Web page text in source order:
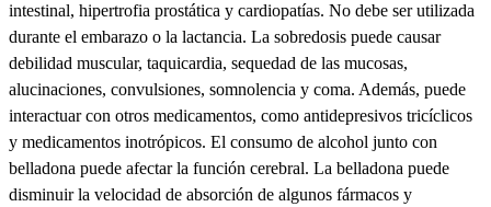
intestinal, hipertrofia prostática y cardiopatías. No debe ser utilizada
durante el embarazo o la lactancia. La sobredosis puede causar
debilidad muscular, taquicardia, sequedad de las mucosas,
alucinaciones, convulsiones, somnolencia y coma. Además, puede
interactuar con otros medicamentos, como antidepresivos tricíclicos
y medicamentos inotrópicos. El consumo de alcohol junto con
belladona puede afectar la función cerebral. La belladona puede
disminuir la velocidad de absorción de algunos fármacos y